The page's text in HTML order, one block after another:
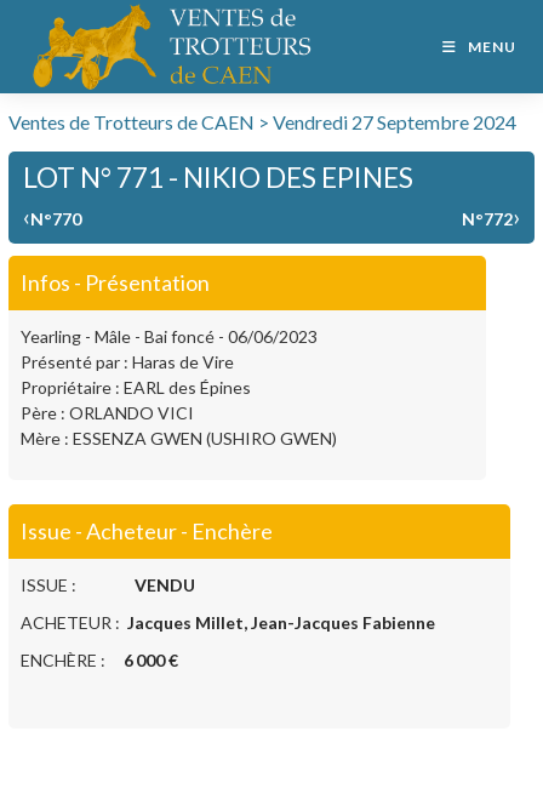
MENU
Ventes de Trotteurs de CAEN > Vendredi 27 Septembre 2024
LOT N° 771 - NIKIO DES EPINES
‹N°770 N°772›
Infos - Présentation
Yearling - Mâle - Bai foncé - 06/06/2023
Présenté par : Haras de Vire
Propriétaire : EARL des Épines
Père : ORLANDO VICI
Mère : ESSENZA GWEN (USHIRO GWEN)
Issue - Acheteur - Enchère
ISSUE : VENDU
ACHETEUR : Jacques Millet, Jean-Jacques Fabienne
ENCHÈRE : 6 000 €